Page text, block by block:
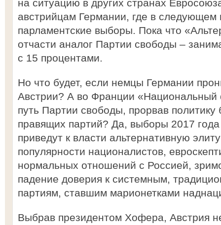
на ситуацию в других странах
австрийцам Германии, где в следующем
парламентские выборы. Пока что
отчасти аналог Партии свободы –
с 15 процентами.
Но что будет, если немцы Германии
Австрии? А во Франции
путь Партии свободы, прорвав
правящих партий? Да, выборы 2017
приведут к власти альтернативную
популярности националистов,
нормальных отношений с Россией,
падение доверия к системным,
партиям, ставшим марионетками
Выбрав президентом Хофера, Австрия